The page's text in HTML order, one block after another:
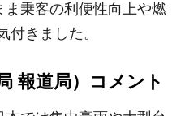
乗客の利便性向上や燃
きました。
報道局）コメント